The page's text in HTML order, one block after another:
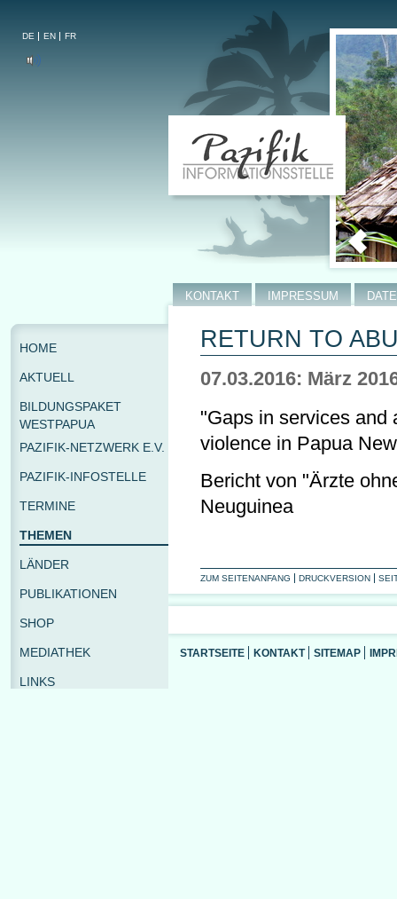
DE EN FR
RETURN TO
07.03.2016: März
"Gaps in services and
violence in Papua
Bericht von "Ärzte
Neuguinea
ZUM SEITENANFANG DRUCKVERSION
STARTSEITE KONTAKT SITEMAP
KONTAKT IMPRESSUM
HOME
AKTUELL
BILDUNGSPAKET
WESTPAPUA
PAZIFIK-NETZWERK E.V.
PAZIFIK-INFOSTELLE
TERMINE
THEMEN
LÄNDER
PUBLIKATIONEN
SHOP
MEDIATHEK
LINKS